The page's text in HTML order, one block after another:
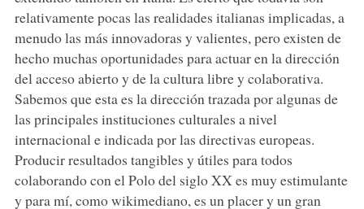
relativamente pocas las realidades italianas implicadas, a
menudo las más innovadoras y valientes, pero existen de
hecho muchas oportunidades para actuar en la dirección
del acceso abierto y de la cultura libre y colaborativa.
Sabemos que esta es la dirección trazada por algunas de
las principales instituciones culturales a nivel
internacional e indicada por las directivas europeas.
Producir resultados tangibles y útiles para todos
colaborando con el Polo del siglo XX es muy estimulante
y para mí, como wikimediano, es un placer y un gran